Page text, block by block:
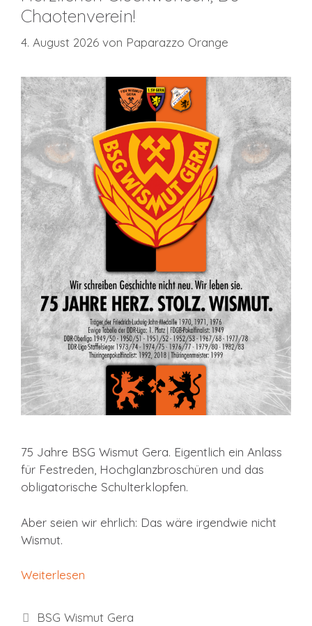
Chaotenverein!
4. August 2026 von Paparazzo Orange
75 Jahre BSG Wismut Gera. Eigentlich ein Anlass
für Festreden, Hochglanzbroschüren und das
obligatorische Schulterklopfen.
Aber seien wir ehrlich: Das wäre irgendwie nicht
Wismut.
Weiterlesen
Kategorien
BSG Wismut Gera